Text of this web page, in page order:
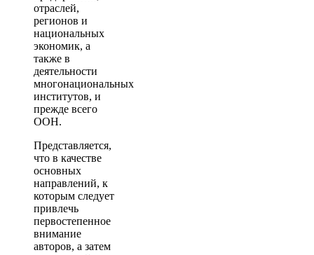
отраслей,
регионов и
национальных
экономик, а
также в
деятельности
многонациональных
институтов, и
прежде всего
ООН.
Представляется,
что в качестве
основных
направлений, к
которым следует
привлечь
первостепенное
внимание
авторов, а затем